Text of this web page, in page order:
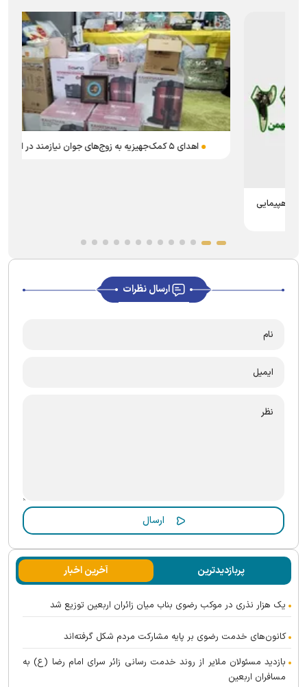
ارسال نظرات
پربازدیدترین آخرین اخبار
یک هزار نذری در موکب رضوی بناب میان زائران اربعین توزیع شد
کانون‌های خدمت رضوی بر پایه مشارکت مردم شکل گرفته‌اند
بازدید مسئولان ملایر از روند خدمت رسانی زائر سرای امام رضا (ع) به
مسافران اربعین